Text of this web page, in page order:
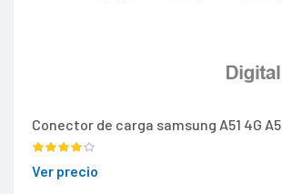
Conector de carga samsung A51 4G A5
Ver precio